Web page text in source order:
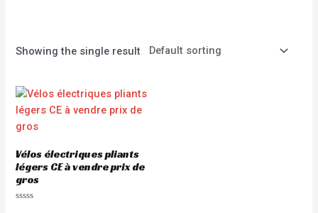
Showing the single result
Vélos électriques pliants
légers CE à vendre prix de
gros